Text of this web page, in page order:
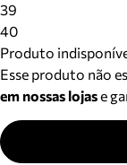
39
40
Produto
Esse produto não
em nossas lojase